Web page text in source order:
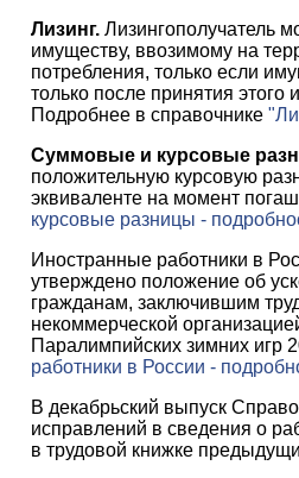
Лизинг.Лизингополучатель
имуществу, ввозимому на
потребления, только если
только после принятия
Подробнее в справочнике
Суммовые и курсовые
положительную курсовую
эквиваленте на момент
курсовые разницы -
Иностранные работники в
утверждено положение об
гражданам, заключившим
некоммерческой
Паралимпийских зимних игр
работники в России -
В декабрьский выпуск
исправлений в сведения о
в трудовой книжке